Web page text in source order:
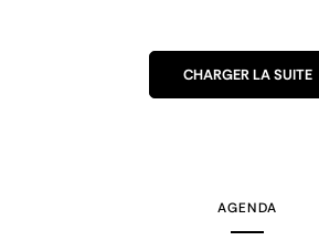
CHARGER LA SUITE
AGENDA